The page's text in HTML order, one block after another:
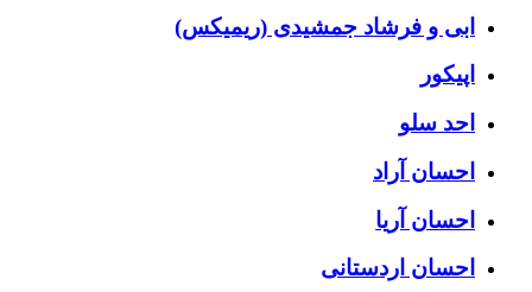
ابی و فرشاد جمشیدی (ریمیکس)
اپیکور
احد سلو
احسان آراد
احسان آریا
احسان اردستانی